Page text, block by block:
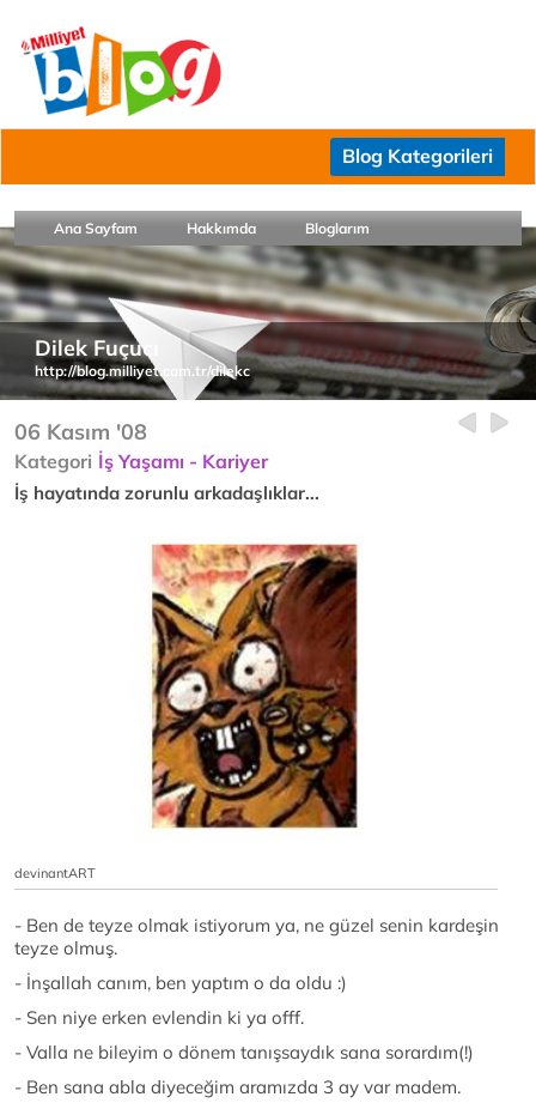
Blog Kategorileri
Ana Sayfam Hakkımda Bloglarım
Dilek Fuçucı
http://blog.milliyet.com.tr/dilekc
06 Kasım '08
Kategori İş Yaşamı - Kariyer
İş hayatında zorunlu arkadaşlıklar...
devinantART
- Ben de teyze olmak istiyorum ya, ne güzel senin kardeşin
teyze olmuş.
- İnşallah canım, ben yaptım o da oldu :)
- Sen niye erken evlendin ki ya offf.
- Valla ne bileyim o dönem tanışsaydık sana sorardım(!)
- Ben sana abla diyeceğim aramızda 3 ay var madem.